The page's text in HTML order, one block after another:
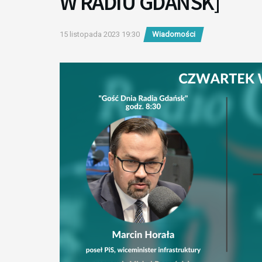
15 listopada 2023 19:30 Wiadomości